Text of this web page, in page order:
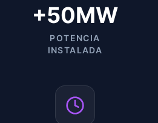
+50MW
POTENCIA
INSTALADA